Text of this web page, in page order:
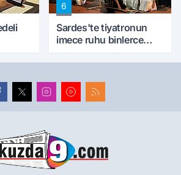
6
Sardes'te tiyatronun
imece ruhu binlerce